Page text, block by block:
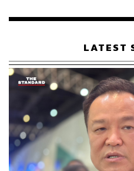
เรือนไทยที่ถูกซุกไว้
LATEST